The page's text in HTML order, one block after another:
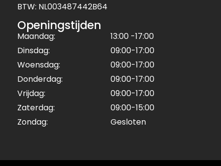
BTW: NL003487442B64
Openingstijden
Maandag:
13:00 -17:00
Dinsdag:
09:00-17:00
Woensdag:
09:00-17:00
Donderdag:
09:00-17:00
Vrijdag:
09:00-17:00
Zaterdag:
09:00-15:00
Zondag:
Gesloten